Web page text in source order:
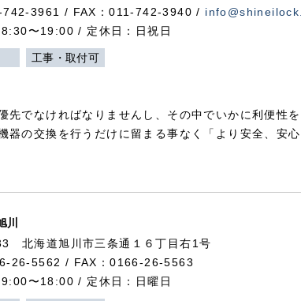
742-3961 / FAX：011-742-3940 /
8:30〜19:00 / 定休日：日祝日
工事・取付可
先でなければなりませんし、その中でいかに利便性
器の交換を行うだけに留まる事なく「より安全、安
北海道旭川市三条通１６丁目右1号
26-5562 / FAX：0166-26-5563
9:00〜18:00 / 定休日：日曜日